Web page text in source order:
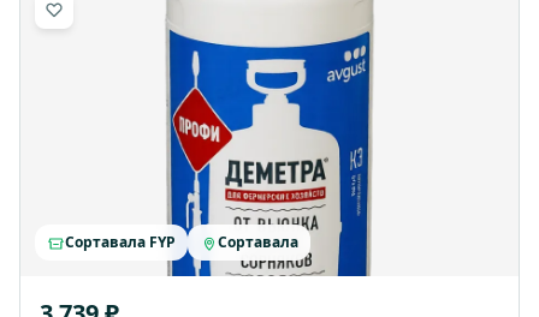
Сортавала FYP Сортавала